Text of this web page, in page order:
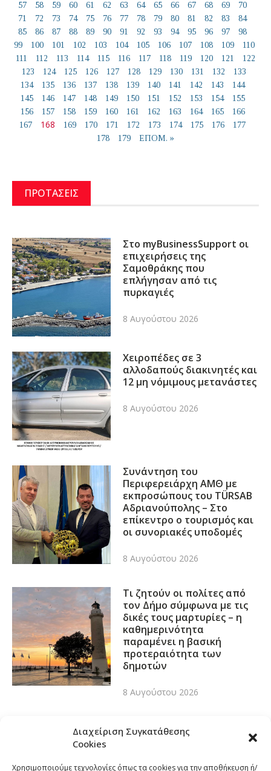
Διαχείριση Συγκατάθεσης
Cookies
Χρησιμοποιούμε τεχνολογίες όπως τα cookies για την αποθήκευση ή/
57
58 59 60 61 62 63 64 65 66 67 68 69
70
71
72 73 74 75 76 77 78 79 80 81 82 83
84
85
86 87 88 89 90 91 92 93 94 95 96 97
98
99
100 101 102 103 104 105 106 107 108 109
110
111
112 113 114 115 116 117 118 119 120 121
122
123
124 125 126 127 128 129 130 131 132
133
134
135 136 137 138 139 140 141 142 143
144
145
146 147 148 149 150 151 152 153 154
155
156
157 158 159 160 161 162 163 164 165
166
167
168 169 170 171 172 173 174 175 176
177
178
179 ΕΠΟΜ. »
ΠΡΟΤΑΣΕΙΣ
Στο myBusinessSupport οι
επιχειρήσεις της
Σαμοθράκης που
επλήγησαν από τις
πυρκαγιές
8 Αυγούστου 2026
Χειροπέδες σε 3
αλλοδαπούς διακινητές και
12 μη νόμιμους μετανάστες
8 Αυγούστου 2026
Συνάντηση του
Περιφερειάρχη ΑΜΘ με
εκπροσώπους του TÜRSAB
Αδριανούπολης – Στο
επίκεντρο ο τουρισμός και
οι συνοριακές υποδομές
8 Αυγούστου 2026
Τι ζητούν οι πολίτες από
τον Δήμο σύμφωνα με τις
δικές τους μαρτυρίες – η
καθημερινότητα
παραμένει η βασική
προτεραιότητα των
δημοτών
8 Αυγούστου 2026